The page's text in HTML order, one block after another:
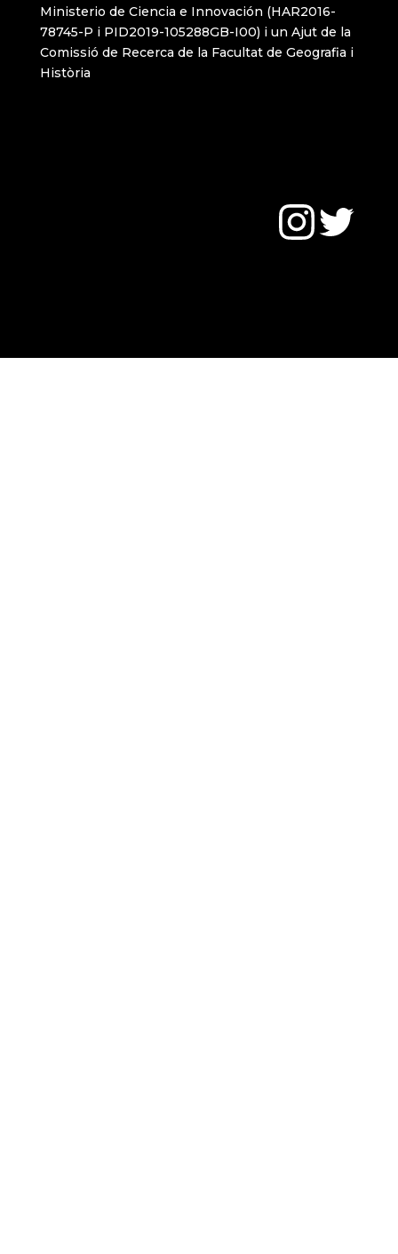
Ministerio de Ciencia e Innovación (HAR2016-
78745-P i PID2019-105288GB-I00) i un Ajut de la
Comissió de Recerca de la Facultat de Geografia i
Història